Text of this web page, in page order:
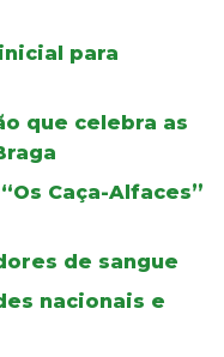
para
que celebra as
Caça-Alfaces”
de sangue
nacionais e